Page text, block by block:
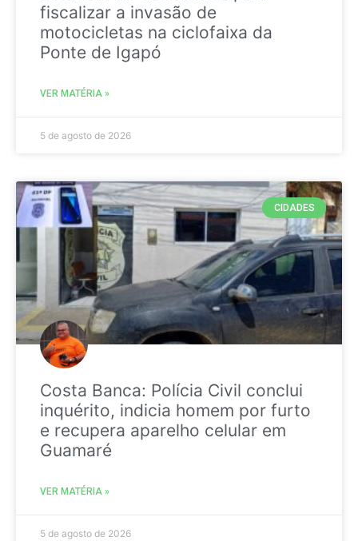
fiscalizar a invasão de
motocicletas na ciclofaixa da
Ponte de Igapó
VER MATÉRIA »
5 de agosto de 2026
CIDADES
Costa Banca: Polícia Civil conclui
inquérito, indicia homem por furto
e recupera aparelho celular em
Guamaré
VER MATÉRIA »
5 de agosto de 2026